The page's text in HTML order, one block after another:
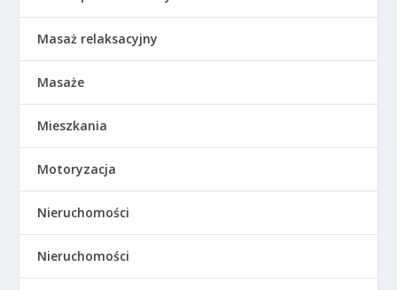
Masaż relaksacyjny
Masaże
Mieszkania
Motoryzacja
Nieruchomości
Nieruchomości